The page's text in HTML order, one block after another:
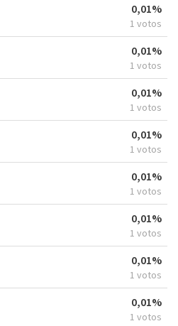
0,01%
1 votos
0,01%
1 votos
0,01%
1 votos
0,01%
1 votos
0,01%
1 votos
0,01%
1 votos
0,01%
1 votos
0,01%
1 votos